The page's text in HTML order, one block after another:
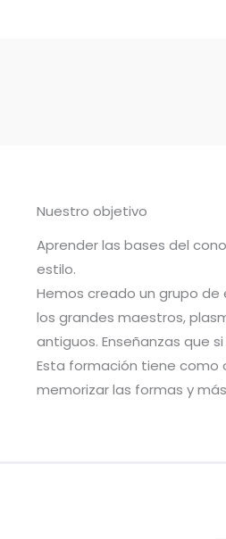
Nuestro objetivo
Aprender las bases del
estilo.
Hemos creado un grupo
los grandes maestros,
antiguos. Enseñanzas que
Esta formación tiene como
memorizar las formas y